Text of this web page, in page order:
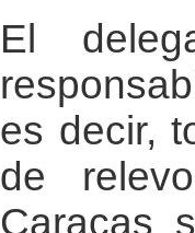
El
es decir,
de
Caracas